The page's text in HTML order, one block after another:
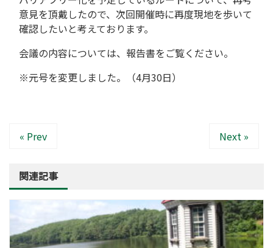
意見を頂戴したので、次回開催時に再度現地を歩いて
確認したいと考えております。
会議の内容については、報告書をご覧ください。
※元号を変更しました。（4月30日）
« Prev Next »
関連記事